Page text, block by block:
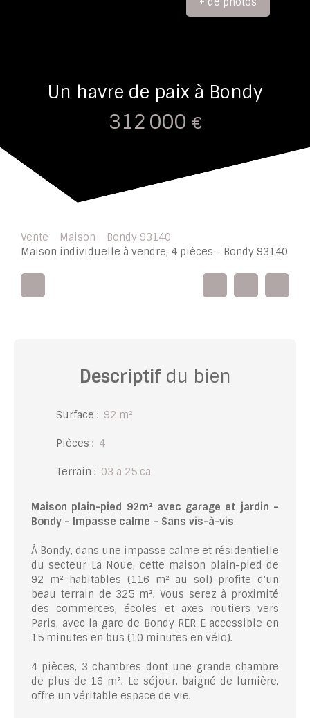
Un havre de paix à Bondy
312 000 €
Vente Maison
Bondy 93140
Maison individuelle à vendre, 4 pièces - Bondy 93140
Descriptifdu bien
Surface : 92 m²
Pièces : 4
Terrain : 03 a 25 ca
Maison plain-pied 92m² avec garage et jardin –
Bondy – Impasse calme – Sans vis-à-vis
À Bondy, dans une impasse calme et résidentielle
du secteur La Noue, cette maison plain-pied de
92 m² habitables (116 m² au sol) profite d'un
beau terrain de 325 m². Vous serez à proximité
des commerces, écoles et axes routiers vers
Paris, avec la gare de Bondy RER E accessible en
15 minutes en bus (10 minutes en vélo).
4 pièces, 3 chambres dont une grande chambre
de plus de 16 m². Le séjour, baigné de lumière,
offre un véritable espace de vie.